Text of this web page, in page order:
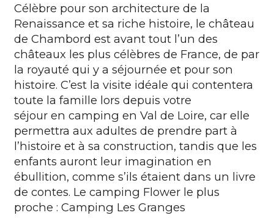
Célèbre pour son architecture de la
Renaissance et sa riche histoire, le château
de Chambord est avant tout l’un des
châteaux les plus célèbres de France, de par
la royauté qui y a séjournée et pour son
histoire. C’est la visite idéale qui contentera
toute la famille lors depuis votre
séjour en camping en Val de Loire, car elle
permettra aux adultes de prendre part à
l’histoire et à sa construction, tandis que les
enfants auront leur imagination en
ébullition, comme s’ils étaient dans un livre
de contes. Le camping Flower le plus
proche : Camping Les Granges